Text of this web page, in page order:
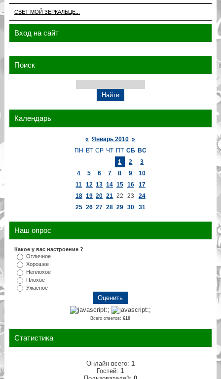
СВЕТ МОЙ ЗЕРКАЛЬЦЕ...
Вход на сайт
Поиск
Календарь
« Январь 2010 »
ПН ВТ СР ЧТ ПТ СБ ВС
1
2
3
4
5 6 7 8 9
10
11
12 13 14 15 16
17
18 19 20 21 22 23
24
25 26 27 28 29 30 31
Наш опрос
Какое у вас настроение ?
Отличное
Хорошее
Неплохое
Плохое
Ужасное
Всего ответов:610
Статистика
Онлайн всего: 1
Гостей: 1